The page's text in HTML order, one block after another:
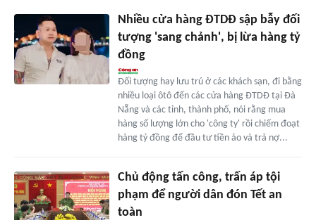
Nhiều cửa hàng ĐTDĐ sập bẫy đối
tượng 'sang chảnh', bị lừa hàng tỷ
đồng
Đối tượng hay lưu trú ở các khách sạn, đi bằng
nhiều loại ôtô đến các cửa hàng ĐTDĐ tại Đà
Nẵng và các tỉnh, thành phố, nói rằng mua
hàng số lượng lớn cho 'công ty' rồi chiếm đoạt
hàng tỷ đồng để đầu tư tiền ảo và trả nợ...
Chủ động tấn công, trấn áp tội
phạm để người dân đón Tết an
toàn